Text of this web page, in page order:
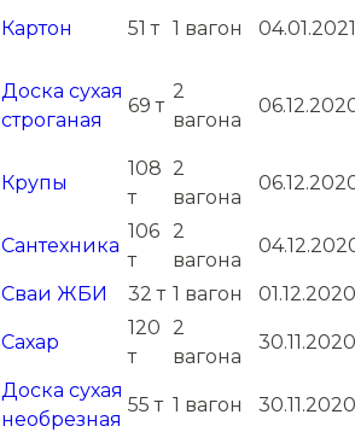
Картон 51 т 1 вагон 04.01.2021
Доска сухая
строганая
69 т
2
вагона
Крупы
108
т
2
вагона
Сантехника
106
т
2
вагона
Сваи ЖБИ 32 т 1 вагон 01.12.2020
Сахар
120
т
2
вагона
30.11.2020
Доска сухая
необрезная
55 т 1 вагон 30.11.2020